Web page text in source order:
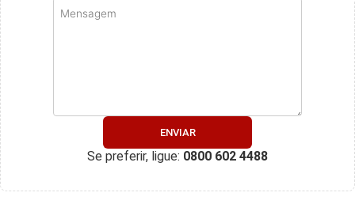
ENVIAR
Se preferir, ligue: 0800 602 4488